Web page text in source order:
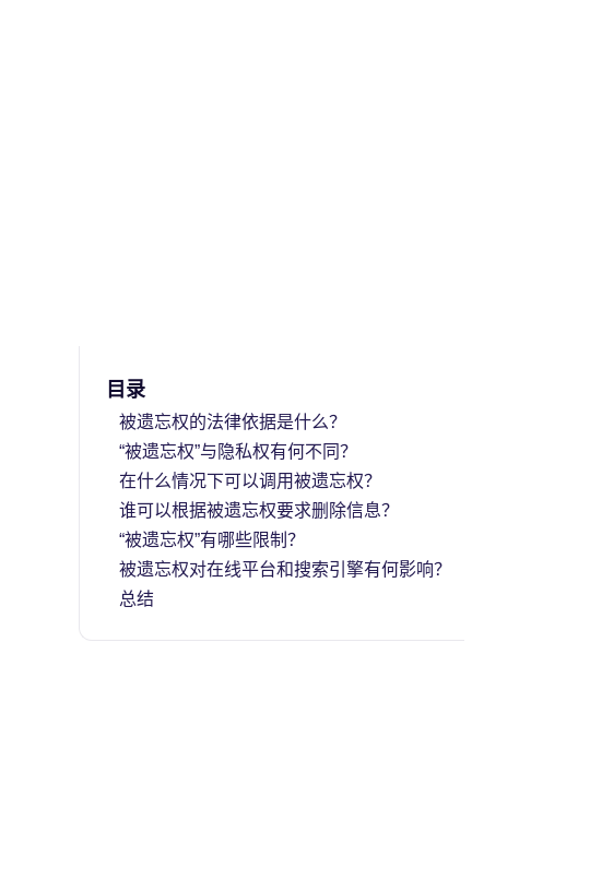
目录
被遗忘权的法律依据是什么？
“被遗忘权”与隐私权有何不同？
在什么情况下可以调用被遗忘权？
谁可以根据被遗忘权要求删除信息？
“被遗忘权”有哪些限制？
被遗忘权对在线平台和搜索引擎有何影响？
总结